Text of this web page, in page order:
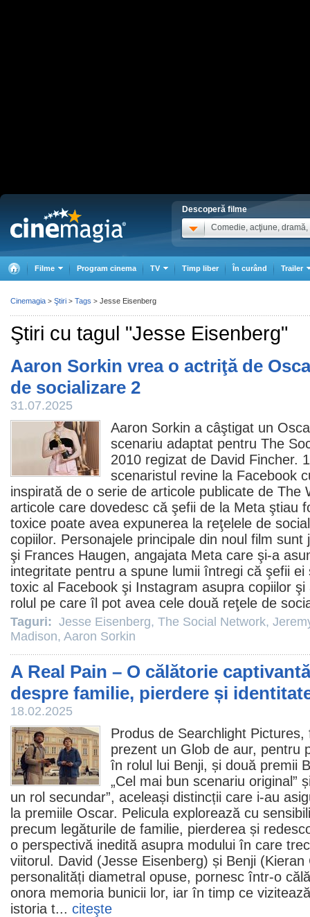
Descoperă filme
Comedie, acţiune, dramă,
Filme Program cinema TV Timp liber În curând Trailer
Ştiri cu tagul "Jesse Eisenberg"
Aaron Sorkin vrea o actriţă de
de socializare 2
31.07.2025
Aaron Sorkin a câştigat un
scenariu adaptat pentru The
2010 regizat de David Fincher.
scenaristul revine la Facebook
inspirată de o serie de articole publicate de The
articole care dovedesc că şefii de la Meta ştiau
toxice poate avea expunerea la reţelele de
copiilor. Personajele principale din noul film sunt
şi Frances Haugen, angajata Meta care şi-a
integritate pentru a spune lumii întregi că şefii
toxic al Facebook şi Instagram asupra copiilor
rolul pe care îl pot avea cele două reţele de
Taguri: Jesse Eisenberg, The Social Network,
Madison, Aaron Sorkin
A Real Pain – O călătorie
despre familie, pierdere și
18.02.2025
Produs de Searchlight Pictures,
prezent un Glob de aur, pentru
în rolul lui Benji, și două premii
„Cel mai bun scenariu original”
un rol secundar”, aceleași distincții care i-au
la premiile Oscar. Pelicula explorează cu
precum legăturile de familie, pierderea și
o perspectivă inedită asupra modului în care
viitorul. David (Jesse Eisenberg) și Benji (Kieran
personalități diametral opuse, pornesc într-o
onora memoria bunicii lor, iar în timp ce
istoria t... citeşte
Cinemagia > Ştiri > Tags > Jesse Eisenberg